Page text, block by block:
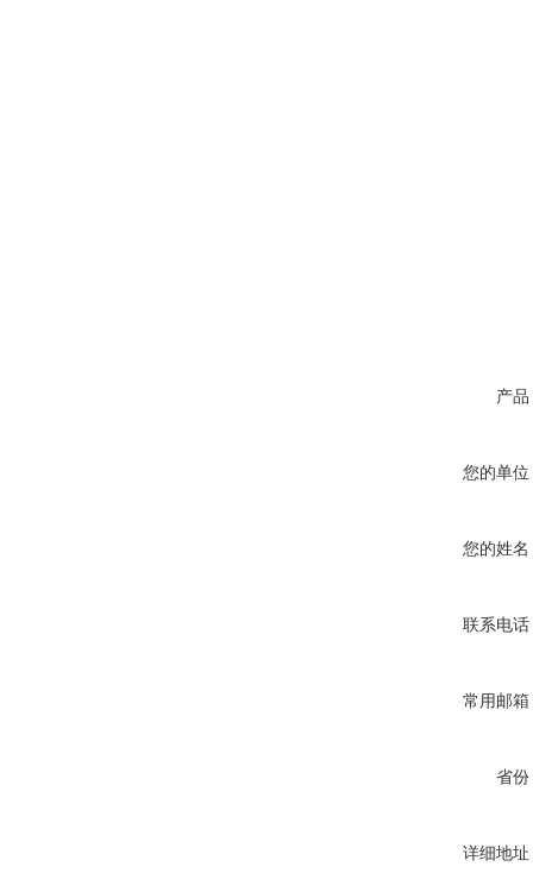
产品
您的单位
您的姓名
联系电话
常用邮箱
省份
详细地址